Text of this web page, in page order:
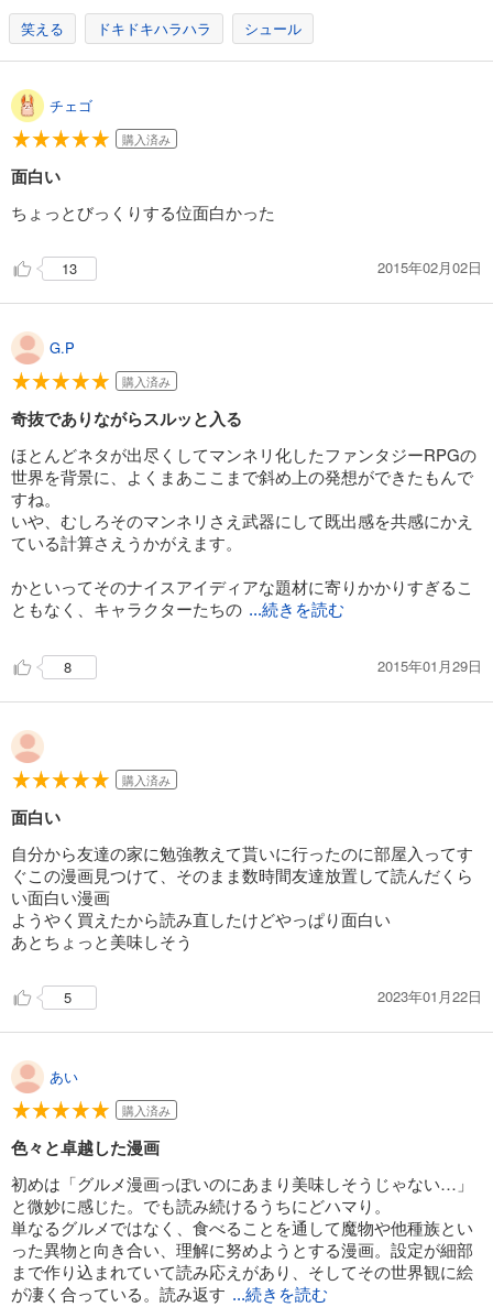
笑える ドキドキハラハラ シュール
チェゴ
購入済み
面白い
ちょっとびっくりする位面白かった
13 2015年02月02日
G.P
購入済み
奇抜でありながらスルッと入る
ほとんどネタが出尽くしてマンネリ化したファンタジーRPGの
世界を背景に、よくまあここまで斜め上の発想ができたもんで
すね。
いや、むしろそのマンネリさえ武器にして既出感を共感にかえ
ている計算さえうかがえます。
かといってそのナイスアイディアな題材に寄りかかりすぎるこ
ともなく、キャラクターたちの ...続きを読む
8 2015年01月29日
購入済み
面白い
自分から友達の家に勉強教えて貰いに行ったのに部屋入ってす
ぐこの漫画見つけて、そのまま数時間友達放置して読んだくら
い面白い漫画
ようやく買えたから読み直したけどやっぱり面白い
あとちょっと美味しそう
5 2023年01月22日
あい
購入済み
色々と卓越した漫画
初めは「グルメ漫画っぽいのにあまり美味しそうじゃない…」
と微妙に感じた。でも読み続けるうちにどハマり。
単なるグルメではなく、食べることを通して魔物や他種族とい
った異物と向き合い、理解に努めようとする漫画。設定が細部
まで作り込まれていて読み応えがあり、そしてその世界観に絵
が凄く合っている。読み返す ...続きを読む